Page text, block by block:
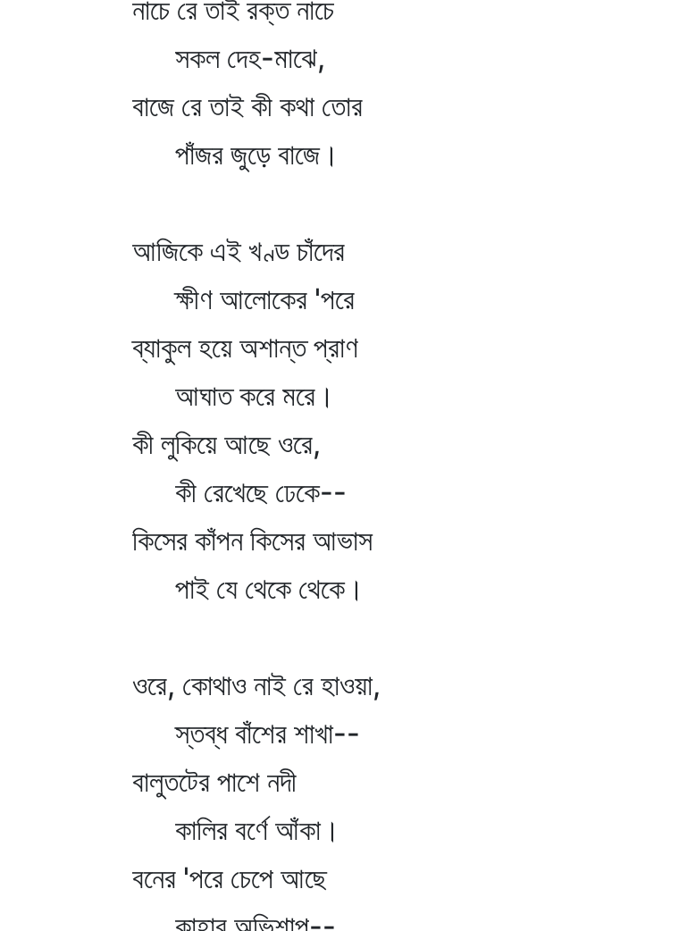
নাচে রে তাই রক্ত নাচে
সকল দেহ-মাঝে,
বাজে রে তাই কী কথা তোর
পাঁজর জুড়ে বাজে।
আজিকে এই খণ্ড চাঁদের
ক্ষীণ আলোকের 'পরে
ব্যাকুল হয়ে অশান্ত প্রাণ
আঘাত করে মরে।
কী লুকিয়ে আছে ওরে,
কী রেখেছে ঢেকে--
কিসের কাঁপন কিসের আভাস
পাই যে থেকে থেকে।
ওরে, কোথাও নাই রে হাওয়া,
স্তব্ধ বাঁশের শাখা--
বালুতটের পাশে নদী
কালির বর্ণে আঁকা।
বনের 'পরে চেপে আছে